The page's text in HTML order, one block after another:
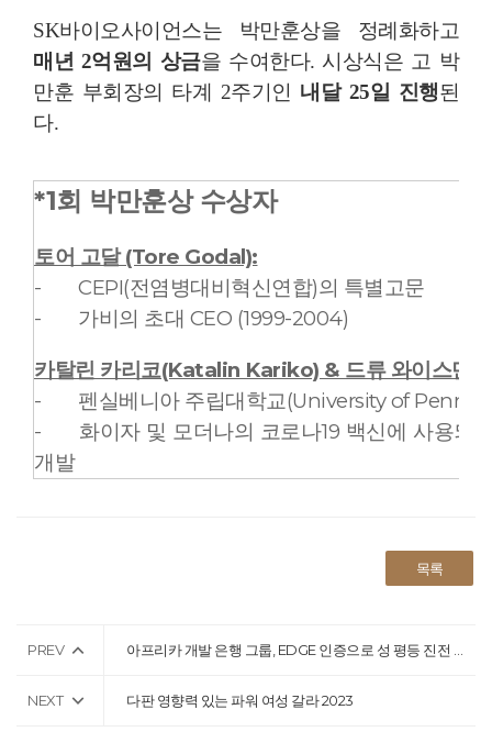
SK바이오사이언스는 박만훈상을 정례화하고
매년 2억원의 상금을 수여한다. 시상식은 고 박
만훈 부회장의 타계 2주기인 내달 25일 진행된
다.
*1회 박만훈상 수상자
토어 고달 (Tore Godal):
-
CEPI(전염병대비혁신연합)의 특별고문
-
가비의 초대 CEO (1999-2004)
카탈린 카리코(Katalin Kariko) & 드류 와이스만
-
펜실베니아 주립대학교(University of
-
화이자 및 모더나의 코로나19 백신에 사용되
개발
목록
PREV 아프리카 개발 은행 그룹, EDGE 인증으로 성 평등 진전 표시
NEXT 다판 영향력 있는 파워 여성 갈라 2023